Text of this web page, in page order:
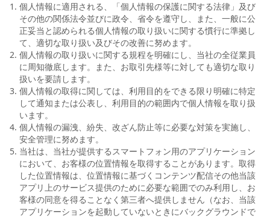
個人情報に適用される、「個人情報の保護に関する法律」及び
その他の関係法令並びに政令、省令を遵守し、また、一般に公
正妥当と認められる個人情報の取り扱いに関する慣行に準拠し
て、適切な取り扱い及びその改善に努めます。
個人情報の取り扱いに関する規程を明確にし、当社の全従業員
に周知徹底します。また、お取引先様等に対しても適切な取り
扱いを要請します。
個人情報の取得に関しては、利用目的をできる限り明確に特定
して通知または公表し、利用目的の範囲内で個人情報を取り扱
います。
個人情報の漏洩、紛失、改ざん防止等に必要な対策を実施し、
安全管理に努めます。
当社は、当社が提供するスマートフォン用のアプリケーション
において、お客様の位置情報を取得することがあります。取得
した位置情報は、位置情報に基づくコンテンツ配信その他当該
アプリ上のサービス提供のために必要な範囲でのみ利用し、お
客様の同意を得ることなく第三者へ提供しません（なお、当該
アプリケーションを起動していないときにバックグラウンドで